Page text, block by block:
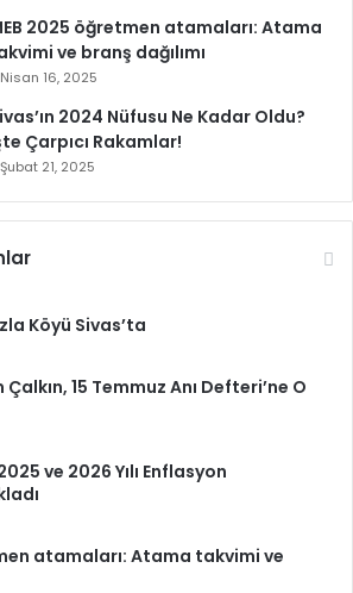
2025 öğretmen atamaları: Atama
ve branş dağılımı
Nisan 16, 2025
2024 Nüfusu Ne Kadar Oldu?
Çarpıcı Rakamlar!
Şubat 21, 2025
Köyü Sivas’ta
15 Temmuz Anı Defteri’ne O
ve 2026 Yılı Enflasyon
atamaları: Atama takvimi ve